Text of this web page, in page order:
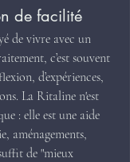
de facilité
de vivre avec un
c’est souvent
d’expériences,
La Ritaline n'est
: elle est une aide
aménagements,
de "mieux